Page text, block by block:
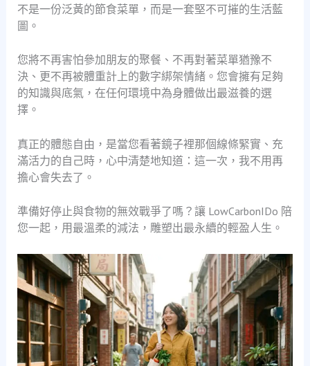
不是一份泛黃的節食菜單，而是一套堅不可摧的生活藍
圖。
您將不再害怕參加朋友的聚餐、不再對著菜單猶豫不
決、更不再被體重計上的數字綁架情緒。您會擁有足夠
的知識與底氣，在任何環境中為身體做出最滋養的選
擇。
真正的體態自由，是當您看著鏡子裡那個線條緊實、充
滿活力的自己時，心中清楚地知道：這一次，我不用再
擔心會失去了。
準備好停止與食物的無效戰爭了嗎？讓 LowCarbonIDo 陪
您一起，用最溫柔的減法，雕塑出最永續的輕盈人生。